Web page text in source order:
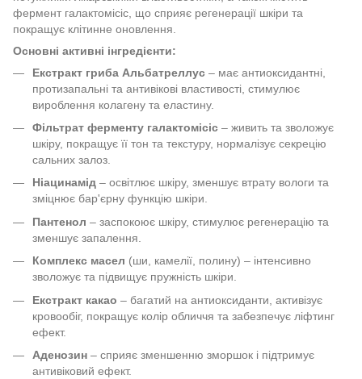
фермент галактомісіс, що сприяє регенерації шкіри та
покращує клітинне оновлення.
Основні активні інгредієнти:
Екстракт гриба Альбатреллус – має антиоксидантні,
протизапальні та антивікові властивості, стимулює
вироблення колагену та еластину.
Фільтрат ферменту галактомісіс – живить та зволожує
шкіру, покращує її тон та текстуру, нормалізує секрецію
сальних залоз.
Ніацинамід – освітлює шкіру, зменшує втрату вологи та
зміцнює бар'єрну функцію шкіри.
Пантенол – заспокоює шкіру, стимулює регенерацію та
зменшує запалення.
Комплекс масел (ши, камелії, полину) – інтенсивно
зволожує та підвищує пружність шкіри.
Екстракт какао – багатий на антиоксиданти, активізує
кровообіг, покращує колір обличчя та забезпечує ліфтинг
ефект.
Аденозин – сприяє зменшенню зморшок і підтримує
антивіковий ефект.